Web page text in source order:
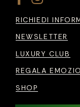
RICHIEDI
NEWSLETTER
LUXURY CLUB
REGALA
SHOP